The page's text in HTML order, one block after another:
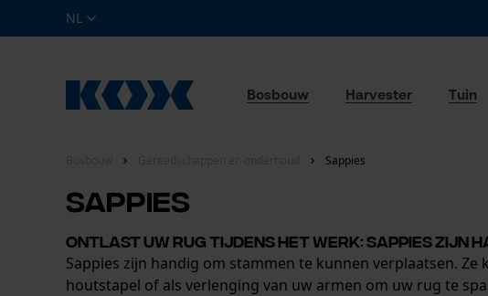
NL
Bosbouw Harvester Tuin
Sappies
Sappies
Ontlast uw rug tijdens het werk: sappies zijn
Sappies zijn handig om stammen te kunnen verplaatsen.
houtstapel of als verlenging van uw armen om uw rug te